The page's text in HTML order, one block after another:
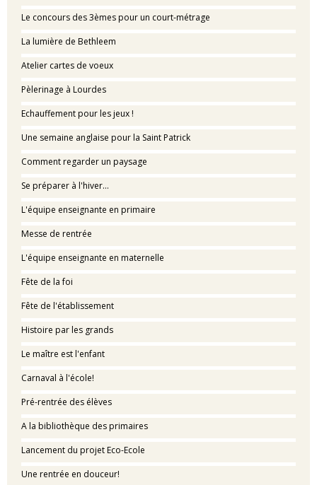
Le concours des 3èmes pour un court-métrage
La lumière de Bethleem
Atelier cartes de voeux
Pèlerinage à Lourdes
Echauffement pour les jeux !
Une semaine anglaise pour la Saint Patrick
Comment regarder un paysage
Se préparer à l'hiver...
L'équipe enseignante en primaire
Messe de rentrée
L'équipe enseignante en maternelle
Fête de la foi
Fête de l'établissement
Histoire par les grands
Le maître est l'enfant
Carnaval à l'école!
Pré-rentrée des élèves
A la bibliothèque des primaires
Lancement du projet Eco-Ecole
Une rentrée en douceur!